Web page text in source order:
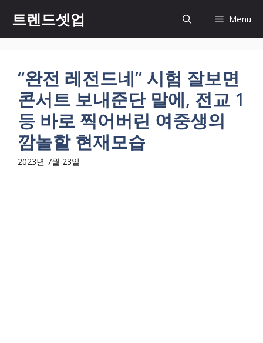
츠
트렌드셋업 Menu
“완전 레전드네” 시험 잘보면
콘서트 보내준단 말에, 전교 1
등 바로 찍어버린 여중생의
깜놀할 현재모습
2023년 7월 23일